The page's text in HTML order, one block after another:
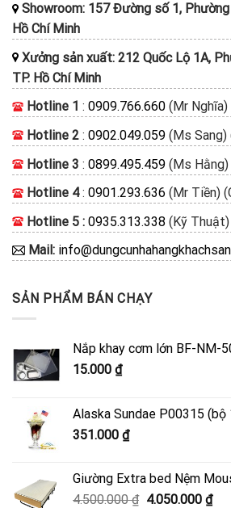
Showroom: 157 Đường số 1,
Hồ Chí Minh
Xưởng sản xuất: 212 Quốc Lộ 1A,
TP. Hồ Chí Minh
Hotline 1 : 0909.766.660 (Mr
Hotline 2 : 0902.049.059 (Ms
Hotline 3 : 0899.495.459 (Ms
Hotline 4: 0901.293.636 (Mr Tiền)
Hotline 5 : 0935.313.338 (Kỹ
Mail:
SẢN PHẨM BÁN CHẠY
Nắp khay cơm lớn BF-NM-
15.000 ₫
Alaska Sundae P00315 (bộ
351.000 ₫
Giường Extra bed Nệm
4.500.000₫ Giá
4.050.000 ₫Giá